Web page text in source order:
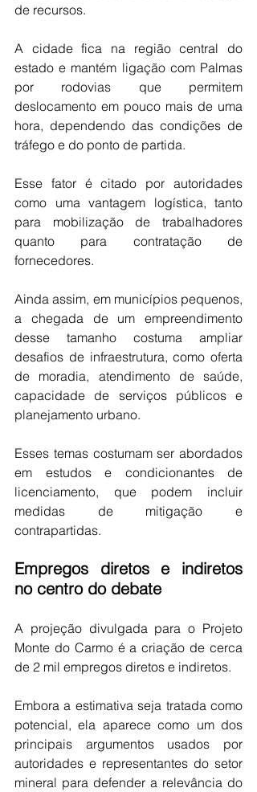
de recursos.
A cidade fica na região central do
estado e mantém ligação com Palmas
por rodovias que permitem
deslocamento em pouco mais de uma
hora, dependendo das condições de
tráfego e do ponto de partida.
Esse fator é citado por autoridades
como uma vantagem logística, tanto
para mobilização de trabalhadores
quanto para contratação de
fornecedores.
Ainda assim, em municípios pequenos,
a chegada de um empreendimento
desse tamanho costuma ampliar
desafios de infraestrutura, como oferta
de moradia, atendimento de saúde,
capacidade de serviços públicos e
planejamento urbano.
Esses temas costumam ser abordados
em estudos e condicionantes de
licenciamento, que podem incluir
medidas de mitigação e
contrapartidas.
Empregos diretos e indiretos
no centro do debate
A projeção divulgada para o Projeto
Monte do Carmo é a criação de cerca
de 2 mil empregos diretos e indiretos.
Embora a estimativa seja tratada como
potencial, ela aparece como um dos
principais argumentos usados por
autoridades e representantes do setor
mineral para defender a relevância do